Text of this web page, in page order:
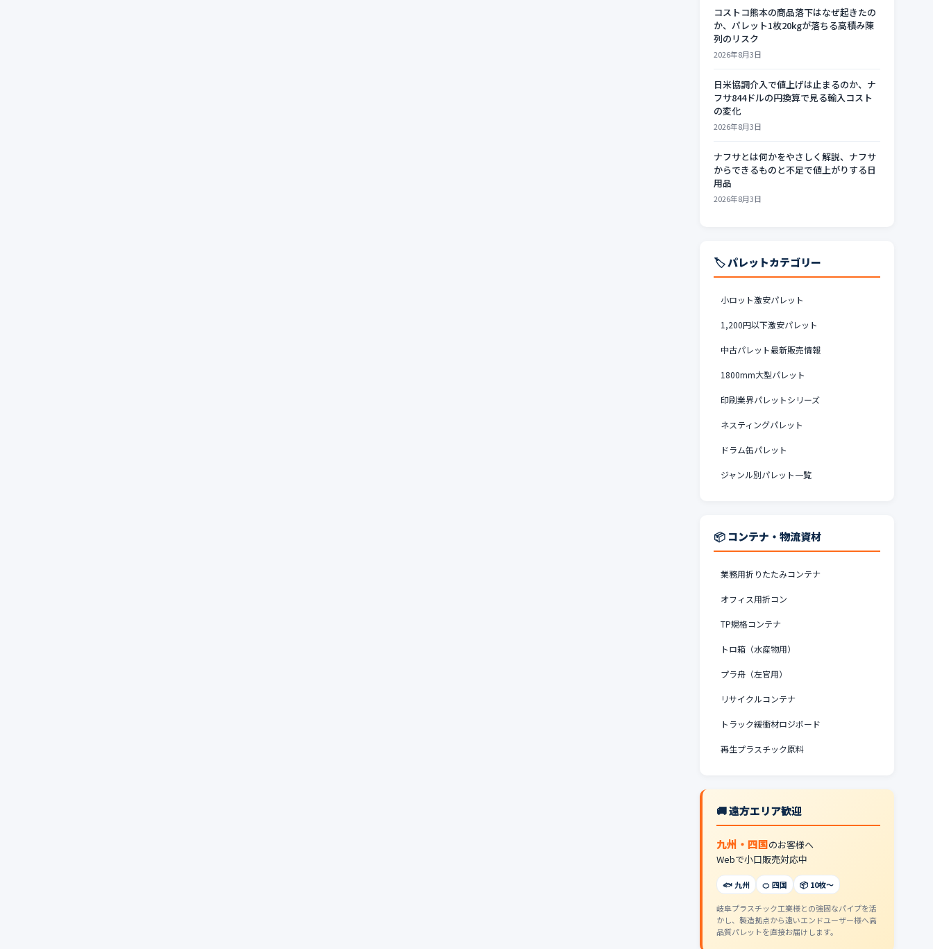
コストコ熊本の商品落下はなぜ起きたの
か、パレット1枚20kgが落ちる高積み陳
列のリスク
2026年8月3日
日米協調介入で値上げは止まるのか、ナ
フサ844ドルの円換算で見る輸入コスト
の変化
2026年8月3日
ナフサとは何かをやさしく解説、ナフサ
からできるものと不足で値上がりする日
用品
2026年8月3日
🏷️ パレットカテゴリー
小ロット激安パレット
1,200円以下激安パレット
中古パレット最新販売情報
1800mm大型パレット
印刷業界パレットシリーズ
ネスティングパレット
ドラム缶パレット
ジャンル別パレット一覧
📦 コンテナ・物流資材
業務用折りたたみコンテナ
オフィス用折コン
TP規格コンテナ
トロ箱（水産物用）
プラ舟（左官用）
リサイクルコンテナ
トラック緩衝材ロジボード
再生プラスチック原料
🚚 遠方エリア歓迎
九州・四国のお客様へ
Webで小口販売対応中
🐟 九州 🍊 四国 📦 10枚〜
岐阜プラスチック工業様との強固なパイプを活
かし、製造拠点から遠いエンドユーザー様へ高
品質パレットを直接お届けします。